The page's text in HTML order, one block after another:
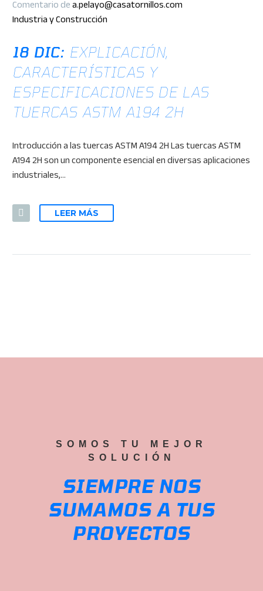
Comentario de a.pelayo@casatornillos.com
Industria y Construcción
18 DIC: EXPLICACIÓN,
CARACTERÍSTICAS Y
ESPECIFICACIONES DE LAS
TUERCAS ASTM A194 2H
Introducción a las tuercas ASTM A194 2H Las tuercas ASTM
A194 2H son un componente esencial en diversas aplicaciones
industriales,…
LEER MÁS
SOMOS TU MEJOR
SOLUCIÓN
SIEMPRE NOS
SUMAMOS A TUS
PROYECTOS